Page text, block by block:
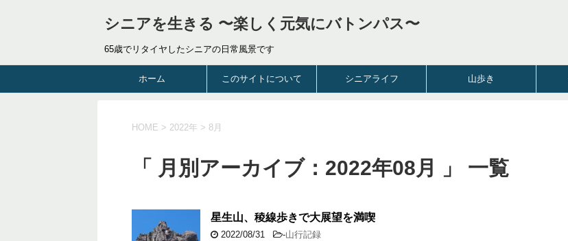
シニアを生きる 〜楽しく元気にバトンパス〜
65歳でリタイヤしたシニアの日常風景です
ホーム このサイトについて シニアライフ 山歩き
HOME > 2022年 > 8月
「 月別アーカイブ：2022年08月 」 一覧
星生山、稜線歩きで大展望を満喫
2022/08/31 -山行記録